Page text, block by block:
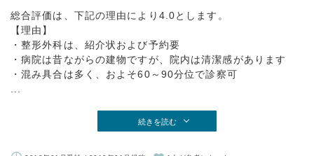
総合評価は、下記の理由により4.0とします。
【理由】
・整形外科は、紹介状および予約要
・病院は昔ながらの建物ですが、院内は清潔感があります
・混み具合は多く、およそ60～90分位で診察可
続きを読む